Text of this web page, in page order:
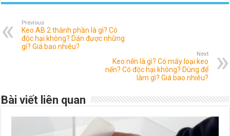
Previous
Keo AB 2 thành phần là gì? Có
độc hại không? Dán được những
gì? Giá bao nhiêu?
Next
Keo nến là gì? Có mấy loại keo
nến? Có độc hại không? Dùng để
làm gì? Giá bao nhiêu?
Bài viết liên quan